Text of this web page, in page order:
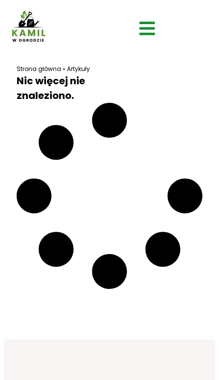
Strona główna » Artykuły
Nic więcej nie
znaleziono.